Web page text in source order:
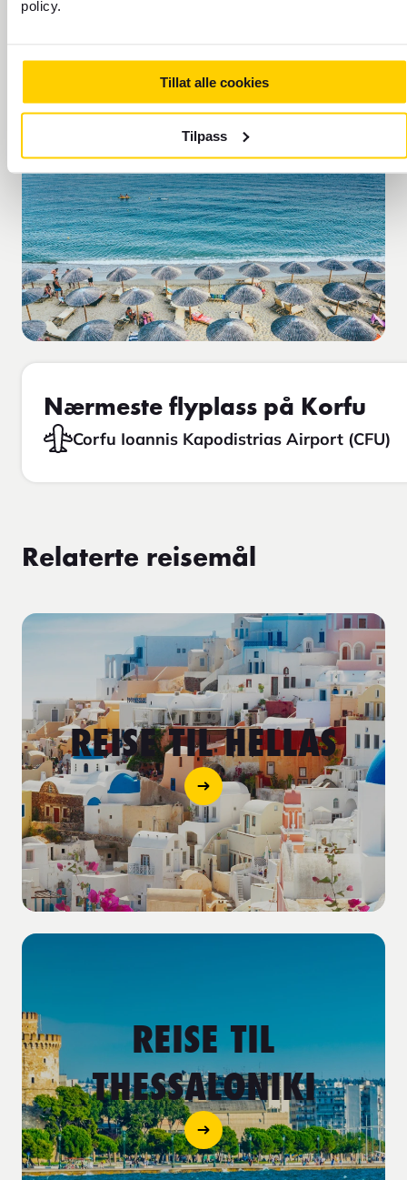
policy.
Tillat alle cookies
Tilpass
Nærmeste flyplass på Korfu
Corfu Ioannis Kapodistrias Airport (CFU)
Relaterte reisemål
REISE TIL HELLAS
REISE TIL
THESSALONIKI